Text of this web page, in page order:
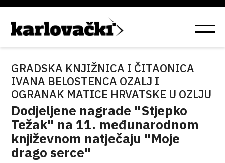
GRADSKA KNJIŽNICA I ČITAONICA
IVANA BELOSTENCA OZALJ I
OGRANAK MATICE HRVATSKE U OZLJU
Dodjeljene nagrade "Stjepko
Težak" na 11. međunarodnom
književnom natječaju "Moje
drago serce"